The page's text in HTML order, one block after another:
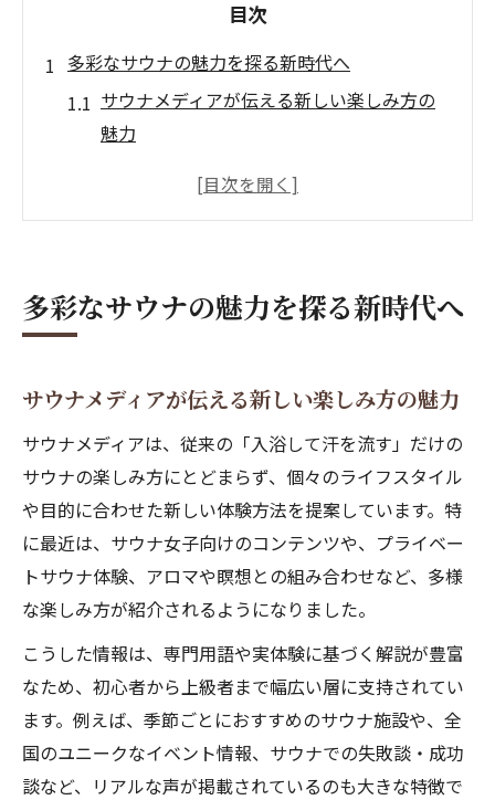
目次
多彩なサウナの魅力を探る新時代へ
サウナメディアが伝える新しい楽しみ方の
魅力
サウナ好き必見の人気コンテンツを徹底解
サウナサイトやフロサウナtvで注目の情報
サウナイキタイで広がる最新の体験談を紹
介
サウナメディアで知る最新サウナ情報
サウナメディアで押さえるべき最新トレン
ド
サウナ施設の口コミ情報を効率よく集める
方法
ト
全国のサウナ情報を比較するメディア活用
術
サウナブロスや連載で知る専門的な解説の
多彩なサウナの魅力を探る新時代へ
サウナメディアが伝える新しい楽しみ方の魅力
サウナメディアは、従来の「入浴して汗を流す」だけの
サウナの楽しみ方にとどまらず、個々のライフスタイル
や目的に合わせた新しい体験方法を提案しています。特
に最近は、サウナ女子向けのコンテンツや、プライベー
トサウナ体験、アロマや瞑想との組み合わせなど、多様
な楽しみ方が紹介されるようになりました。
こうした情報は、専門用語や実体験に基づく解説が豊富
なため、初心者から上級者まで幅広い層に支持されてい
ます。例えば、季節ごとにおすすめのサウナ施設や、全
国のユニークなイベント情報、サウナでの失敗談・成功
談など、リアルな声が掲載されているのも大きな特徴で